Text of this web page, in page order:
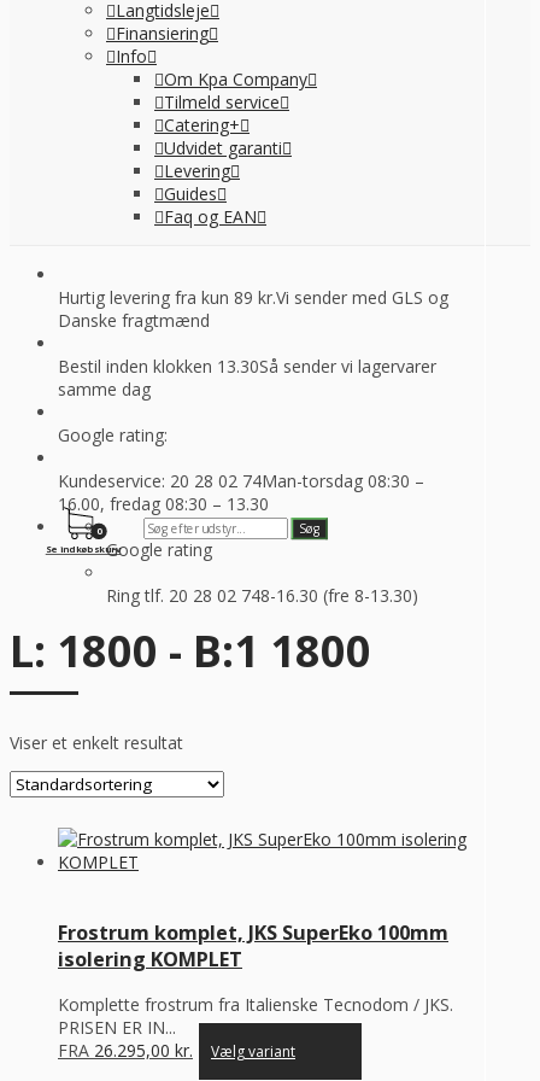
Langtidsleje
Finansiering
Info
Om Kpa Company
Tilmeld service
Catering+
Udvidet garanti
Levering
Guides
Faq og EAN
0
Se indkøbskurv
Hurtig levering fra kun 89 kr.Vi sender med GLS og
Danske fragtmænd
Bestil inden klokken 13.30Så sender vi lagervarer
samme dag
Google rating:
Kundeservice: 20 28 02 74Man-torsdag 08:30 –
16.00, fredag 08:30 – 13.30
Google rating
Ring tlf. 20 28 02 748-16.30 (fre 8-13.30)
L: 1800 - B:1 1800
Viser et enkelt resultat
Frostrum komplet, JKS SuperEko 100mm
isolering KOMPLET
Komplette frostrum fra Italienske Tecnodom / JKS.
PRISEN ER IN...
FRA 26.295,00 kr. Vælg variant